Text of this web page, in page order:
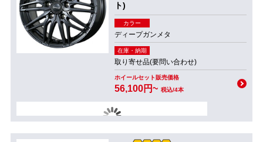
ト)
カラー
ディープガンメタ
在庫・納期
取り寄せ品(要問い合わせ)
ホイールセット販売価格
56,100円~ 税込/4本